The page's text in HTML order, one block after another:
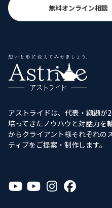
無料オンライン相談
アストライドは、代表・纐纈が
培ってきたノウハウと対話力を
からクライアント様それぞれの
ティブをご提案・制作します。
ア
イ
ア
イ
ア
イ
ア
イ